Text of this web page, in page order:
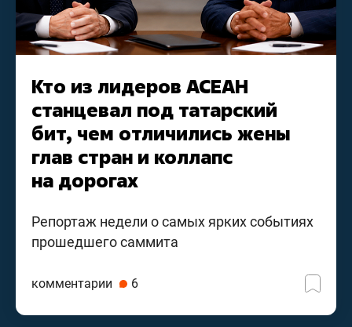
Кто из лидеров АСЕАН
станцевал под татарский
бит, чем отличились жены
глав стран и коллапс
на дорогах
Репортаж недели о самых ярких событиях
прошедшего саммита
комментарии 6